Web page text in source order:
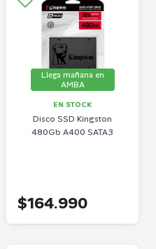
Llega mañana en
AMBA
EN STOCK
Disco SSD Kingston
480Gb A400 SATA3
$164.990